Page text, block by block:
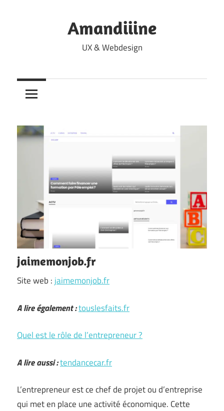
Amandiiine
UX & Webdesign
jaimemonjob.fr
Site web : jaimemonjob.fr
A lire également :touslesfaits.fr
Quel est le rôle de l’entrepreneur ?
A lire aussi :tendancecar.fr
L’entrepreneur est ce chef de projet ou d’entreprise
qui met en place une activité économique. Cette